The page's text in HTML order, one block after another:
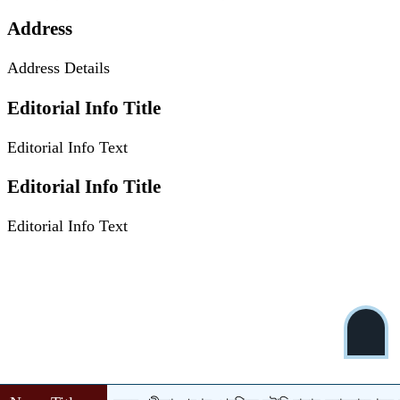
Address
Address Details
Editorial Info Title
Editorial Info Text
Editorial Info Title
Editorial Info Text